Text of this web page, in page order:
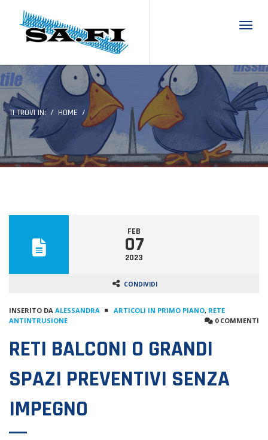
TI TROVI IN: HOME
FEB
07
2023
CONDIVIDI
INSERITO DA ALESSANDRA ARTICOLI IN PRIMO PIANO, RETE
ANTINTRUSIONE
0 COMMENTI
RETI BALCONI O GRANDI
SPAZI PREVENTIVI SENZA
IMPEGNO